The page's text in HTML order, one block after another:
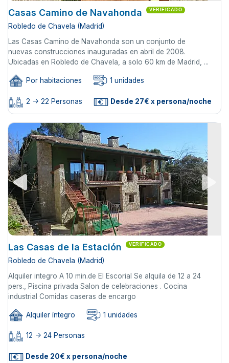
Casas Camino de Navahonda VERIFICADO
Robledo de Chavela (Madrid)
Las Casas Camino de Navahonda son un conjunto de
nuevas construcciones inauguradas en abril de 2008.
Ubicadas en Robledo de Chavela, a solo 60 km de Madrid, ...
Por habitaciones 1 unidades
2 -> 22 Personas Desde 27€ x persona/noche
Las Casas de la Estación VERIFICADO
Robledo de Chavela (Madrid)
Alquiler integro A 10 min.de El Escorial Se alquila de 12 a 24
pers., Piscina privada Salon de celebraciones . Cocina
industrial Comidas caseras de encargo
Alquiler íntegro 1 unidades
12 -> 24 Personas
Desde 20€ x persona/noche